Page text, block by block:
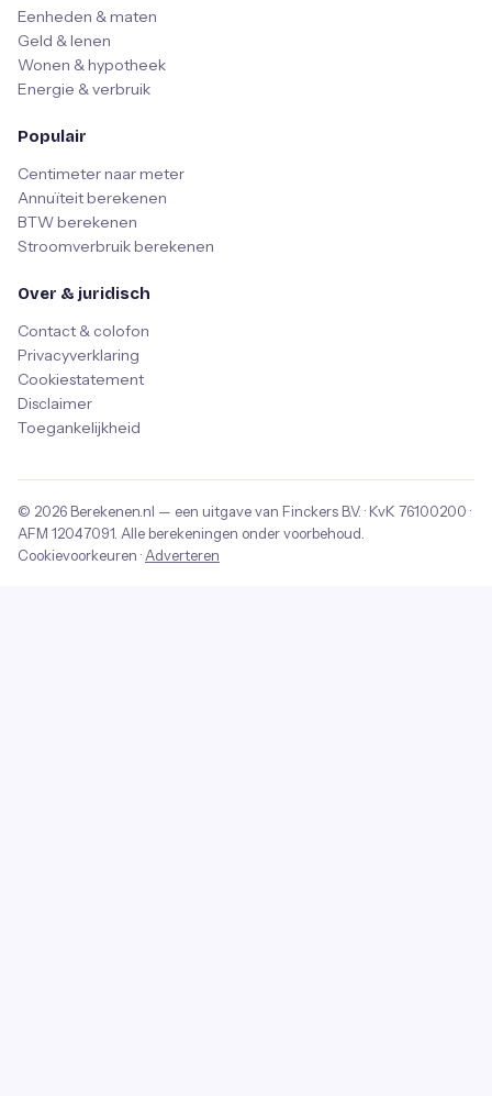
Eenheden & maten
Geld & lenen
Wonen & hypotheek
Energie & verbruik
Populair
Centimeter naar meter
Annuïteit berekenen
BTW berekenen
Stroomverbruik berekenen
Over & juridisch
Contact & colofon
Privacyverklaring
Cookiestatement
Disclaimer
Toegankelijkheid
© 2026 Berekenen.nl — een uitgave van Finckers B.V. · KvK 76100200 ·
AFM 12047091 . Alle berekeningen onder voorbehoud.
Cookievoorkeuren · Adverteren